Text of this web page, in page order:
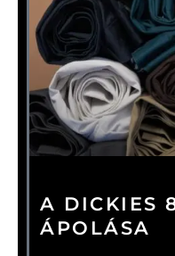
A DICKIES
ÁPOLÁSA